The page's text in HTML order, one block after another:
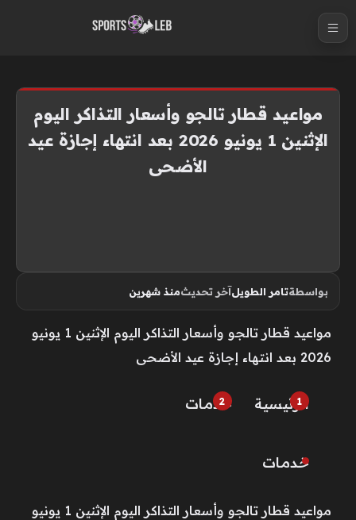
مواعيد قطار تالجو وأسعار التذاكر اليوم
الإثنين 1 يونيو 2026 بعد انتهاء إجازة عيد
الأضحى
بواسطةتامر الطويلآخر تحديثمنذ شهرين
مواعيد قطار تالجو وأسعار التذاكر اليوم الإثنين 1 يونيو
2026 بعد انتهاء إجازة عيد الأضحى
الرئيسية خـدمـات
خـدمـات
مواعيد قطار تالجو وأسعار التذاكر اليوم الإثنين 1 يونيو